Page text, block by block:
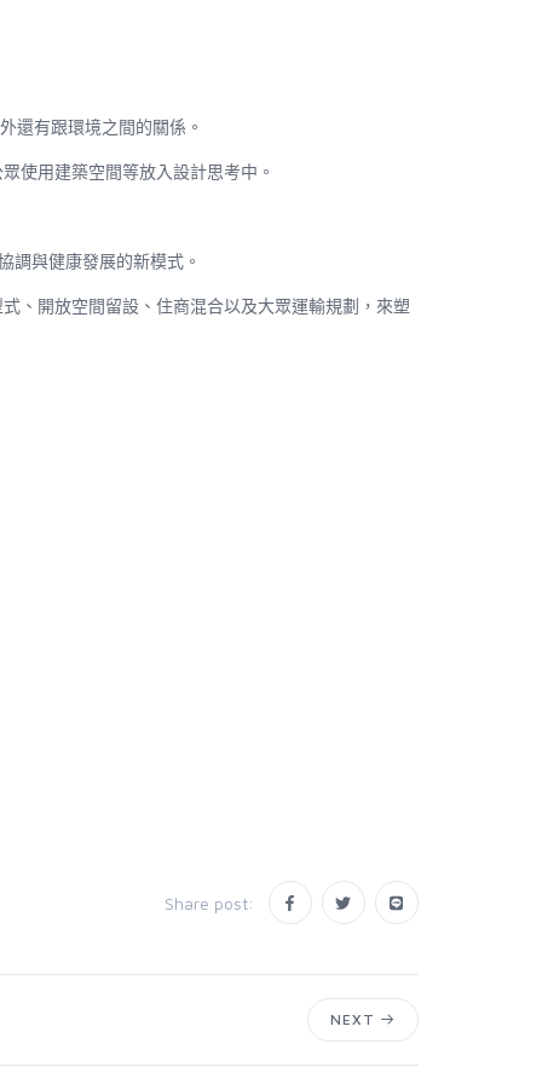
還有跟環境之間的關係。
使用建築空間等放入設計思考中。
調與健康發展的新模式。
、開放空間留設、住商混合以及大眾運輸規劃，來塑
Share post:
NEXT